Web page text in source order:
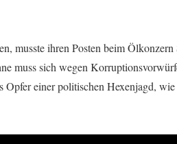
musste ihren Posten beim Ölkonzern
muss sich wegen
Opfer einer politischen Hexenjagd,